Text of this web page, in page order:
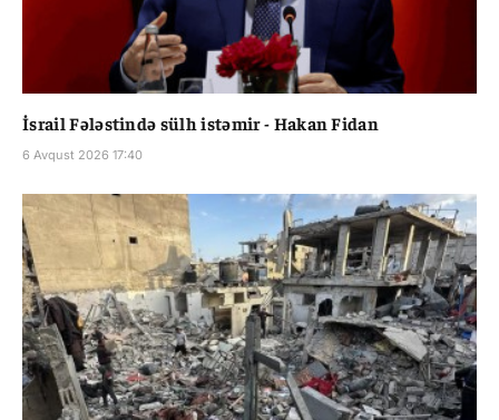
İsrail Fələstində sülh istəmir - Hakan Fidan
6 Avqust 2026 17:40